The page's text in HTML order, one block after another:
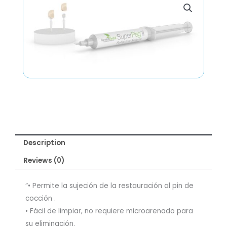
Description
Reviews (0)
“• Permite la sujeción de la restauración al pin de
cocción .
• Fácil de limpiar, no requiere microarenado para
su eliminación.